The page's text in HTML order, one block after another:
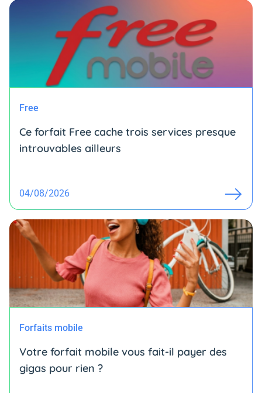
Free
Ce forfait Free cache trois services presque
introuvables ailleurs
04/08/2026
Forfaits mobile
Votre forfait mobile vous fait-il payer des
gigas pour rien ?